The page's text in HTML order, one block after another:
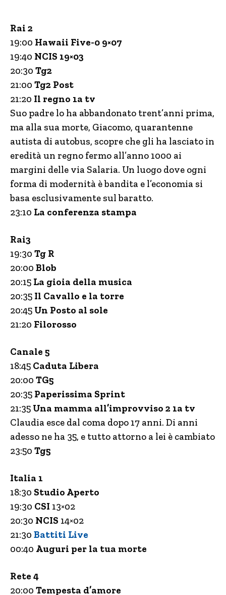
Rai 2
19:00 Hawaii Five-0 9×07
19:40 NCIS 19×03
20:30 Tg2
21:00 Tg2 Post
21:20 Il regno 1a tv
Suo padre lo ha abbandonato trent’anni prima,
ma alla sua morte, Giacomo, quarantenne
autista di autobus, scopre che gli ha lasciato in
eredità un regno fermo all’anno 1000 ai
margini delle via Salaria. Un luogo dove ogni
forma di modernità è bandita e l’economia si
basa esclusivamente sul baratto.
23:10 La conferenza stampa
Rai3
19:30 Tg R
20:00 Blob
20:15 La gioia della musica
20:35 Il Cavallo e la torre
20:45 Un Posto al sole
21:20 Filorosso
Canale 5
18:45 Caduta Libera
20:00 TG5
20:35 Paperissima Sprint
21:35 Una mamma all’improvviso 2 1a tv
Claudia esce dal coma dopo 17 anni. Di anni
adesso ne ha 35, e tutto attorno a lei è cambiato
23:50 Tg5
Italia 1
18:30 Studio Aperto
19:30 CSI 13×02
20:30 NCIS 14×02
21:30 Battiti Live
00:40 Auguri per la tua morte
Rete 4
20:00 Tempesta d’amore